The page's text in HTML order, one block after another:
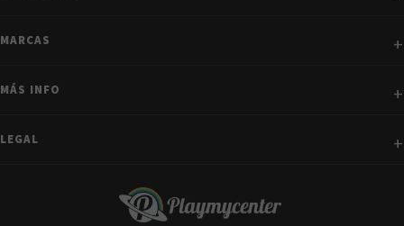
MARCAS
MÁS INFO
LEGAL